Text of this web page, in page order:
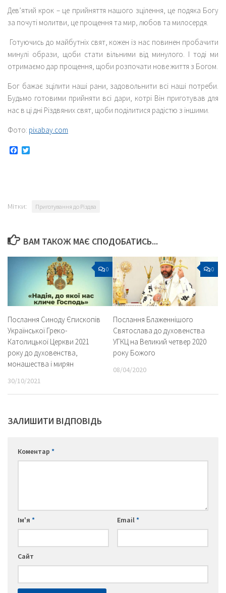
Дев’ятий крок – це прийняття нашого зцілення, це подяка Богу
за почуті молитви, це прощення та мир, любов та милосердя.
Готуючись до майбутніх свят, кожен із нас повинен пробачити
минулі образи, щоби стати вільними від минулого. І тоді ми
отримаємо дар прощення, щоби розпочати нове життя з Богом.
Бог бажає зцілити наші рани, задовольнити всі наші потреби.
Будьмо готовими прийняти всі дари, котрі Він приготував для
нас в ці дні Різдвяних свят, щоби поділитися радістю з іншими.
Фото: pixabay.com
Facebook
Мітки: Приготування до Різдва
ВАМ ТАКОЖ МАЄ СПОДОБАТИСЬ...
0
Послання Синоду Єпископів
Української Греко-
Католицької Церкви 2021
року до духовенства,
монашества і мирян
30/10/2021
0
Послання Блаженнішого
Святослава до духовенства
УГКЦ на Великий четвер 2020
року Божого
08/04/2020
ЗАЛИШИТИ ВІДПОВІДЬ
Коментар *
Ім'я * Email*
Сайт